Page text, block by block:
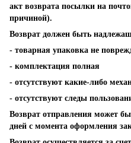
акт возврата посылки на
причиной).
Возврат должен быть
- товарная упаковка не
- комплектация полная
- отсутствуют какие-либо
- отсутствуют следы
Возврат отправления может
дней с момента оформления